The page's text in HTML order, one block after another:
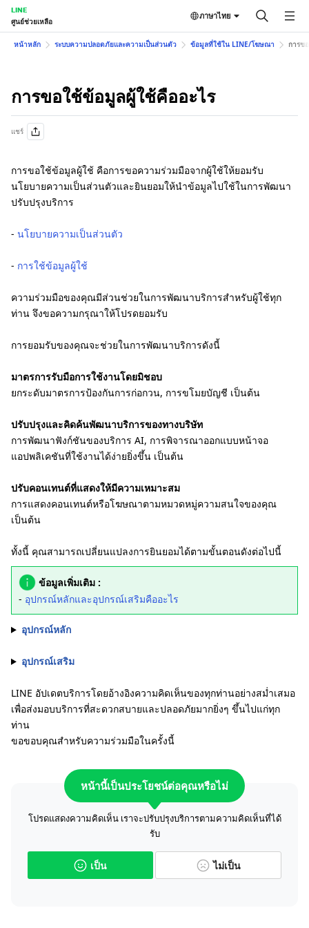
LINE
ศูนย์ช่วยเหลือ
ภาษาไทย
หน้าหลัก ระบบความปลอดภัยและความเป็นส่วนตัว ข้อมูลที่ใช้ใน LINE/โฆษณา การข
การขอใช้ข้อมูลผู้ใช้คืออะไร
แชร์
การขอใช้ข้อมูลผู้ใช้ คือการขอความร่วมมือจากผู้ใช้ให้ยอมรับ
นโยบายความเป็นส่วนตัวและยินยอมให้นำข้อมูลไปใช้ในการพัฒนา
ปรับปรุงบริการ
- นโยบายความเป็นส่วนตัว
- การใช้ข้อมูลผู้ใช้
ความร่วมมือของคุณมีส่วนช่วยในการพัฒนาบริการสำหรับผู้ใช้ทุก
ท่าน จึงขอความกรุณาให้โปรดยอมรับ
การยอมรับของคุณจะช่วยในการพัฒนาบริการดังนี้
มาตรการรับมือการใช้งานโดยมิชอบ
ยกระดับมาตรการป้องกันการก่อกวน, การขโมยบัญชี เป็นต้น
ปรับปรุงและคิดค้นพัฒนาบริการของทางบริษัท
การพัฒนาฟังก์ชันของบริการ AI, การพิจารณาออกแบบหน้าจอ
แอปพลิเคชันที่ใช้งานได้ง่ายยิ่งขึ้น เป็นต้น
ปรับคอนเทนต์ที่แสดงให้มีความเหมาะสม
การแสดงคอนเทนต์หรือโฆษณาตามหมวดหมู่ความสนใจของคุณ
เป็นต้น
ทั้งนี้ คุณสามารถเปลี่ยนแปลงการยินยอมได้ตามขั้นตอนดังต่อไปนี้
ข้อมูลเพิ่มเติม :
- อุปกรณ์หลักและอุปกรณ์เสริมคืออะไร
อุปกรณ์หลัก
อุปกรณ์เสริม
LINE อัปเดตบริการโดยอ้างอิงความคิดเห็นของทุกท่านอย่างสม่ำเสมอ
เพื่อส่งมอบบริการที่สะดวกสบายและปลอดภัยมากยิ่งๆ ขึ้นไปแก่ทุก
ท่าน
ขอขอบคุณสำหรับความร่วมมือในครั้งนี้
หน้านี้เป็นประโยชน์ต่อคุณหรือไม่
โปรดแสดงความคิดเห็น เราจะปรับปรุงบริการตามความคิดเห็นที่ได้
รับ
เป็น ไม่เป็น